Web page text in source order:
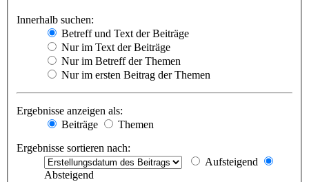
Innerhalb suchen:
Betreff und Text der Beiträge
Nur im Text der Beiträge
Nur im Betreff der Themen
Nur im ersten Beitrag der Themen
Ergebnisse anzeigen als:
Beiträge
Themen
Ergebnisse sortieren nach:
Aufsteigend
Absteigend